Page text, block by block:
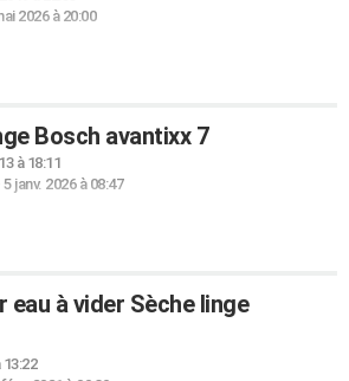
2026 à 20:00
Bosch avantixx 7
à 18:11
5 janv. 2026 à 08:47
eau à vider Sèche linge
13:22